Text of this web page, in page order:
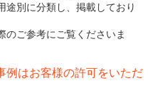
途別に分類し、掲載しており
のご参考にご覧くださいま
はお客様の許可をいただ